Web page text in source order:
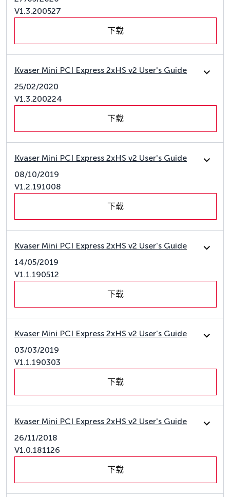
V1.3.200527
下载
Kvaser Mini PCI Express 2xHS v2 User's Guide
25/02/2020
V1.3.200224
下载
Kvaser Mini PCI Express 2xHS v2 User's Guide
08/10/2019
V1.2.191008
下载
Kvaser Mini PCI Express 2xHS v2 User's Guide
14/05/2019
V1.1.190512
下载
Kvaser Mini PCI Express 2xHS v2 User's Guide
03/03/2019
V1.1.190303
下载
Kvaser Mini PCI Express 2xHS v2 User's Guide
26/11/2018
V1.0.181126
下载